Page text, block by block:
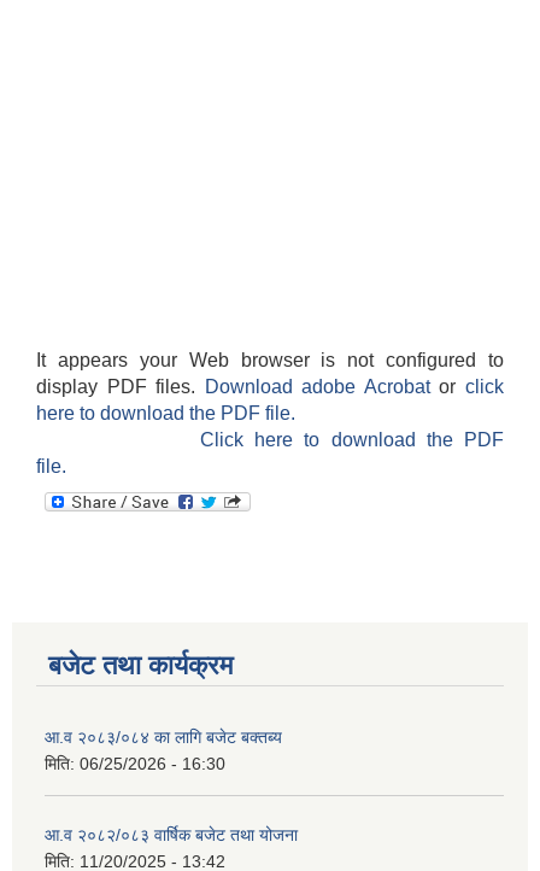
It appears your Web browser is not configured to
display PDF files.
Download adobe Acrobatorclick
here to download the PDF file.
Click here to download the PDF
file.
बजेट तथा कार्यक्रम
आ.व २०८३/०८४ का लागि बजेट बक्तब्य
मिति: 06/25/2026 - 16:30
आ.व २०८२/०८३ वार्षिक बजेट तथा योजना
मिति: 11/20/2025 - 13:42